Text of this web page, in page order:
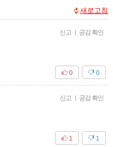
새로고침
신고 | 공감 확인
0
0
신고 | 공감 확인
1
1